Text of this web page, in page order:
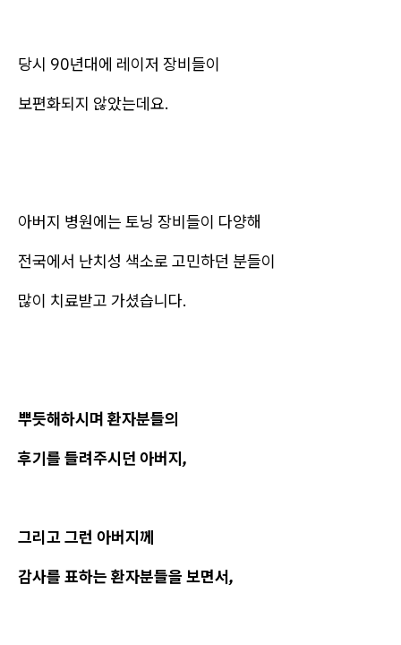
당시 90년대에 레이저 장비들이
보편화되지 않았는데요.
아버지 병원에는 토닝 장비들이 다양해
전국에서 난치성 색소로 고민하던 분들이
많이 치료받고 가셨습니다.
뿌듯해하시며 환자분들의
후기를 들려주시던 아버지,
그리고 그런 아버지께
감사를 표하는 환자분들을 보면서,